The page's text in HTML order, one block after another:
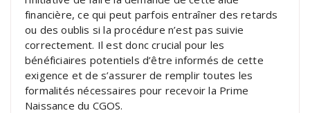
financière, ce qui peut parfois entraîner des retards
ou des oublis si la procédure n’est pas suivie
correctement. Il est donc crucial pour les
bénéficiaires potentiels d’être informés de cette
exigence et de s’assurer de remplir toutes les
formalités nécessaires pour recevoir la Prime
Naissance du CGOS.